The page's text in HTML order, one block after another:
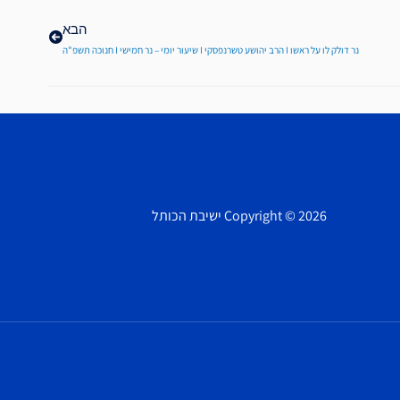
הבא
נר דולק לו על ראשו I הרב יהושע טשרנפסקי I שיעור יומי – נר חמישי I חנוכה תשפ"ה
Copyright © 2026 ישיבת הכותל